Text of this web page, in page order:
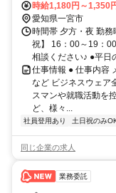
時給1,180円～1,350
愛知県一宮市
時間帯 夕方・夜 勤
祝】 16：00～19：
相談ください♪ ●平日
仕事情報 ● 仕事内容
など ビジネスウェア
スマンや就職活動を
ど、様々...
社員登用あり 土日祝のみ
同じ企業の求人
業務委託